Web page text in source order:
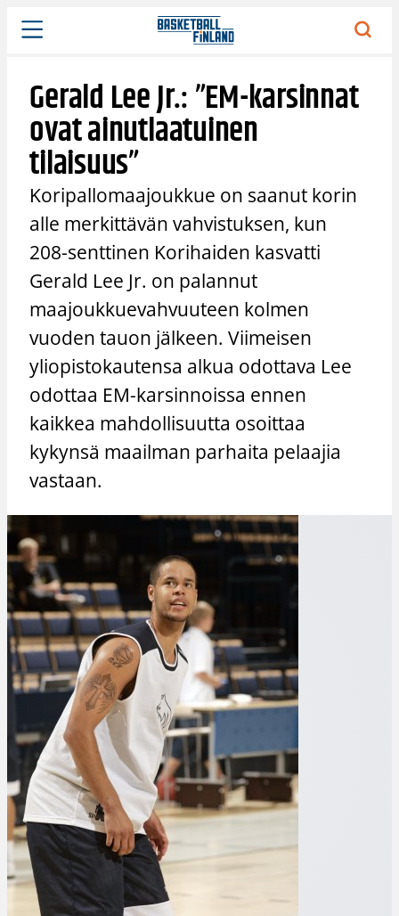
Siirry
sisältöön
Gerald Lee Jr.: ”EM-karsinnat
ovat ainutlaatuinen
tilaisuus”
Koripallomaajoukkue on saanut korin
alle merkittävän vahvistuksen, kun
208-senttinen Korihaiden kasvatti
Gerald Lee Jr. on palannut
maajoukkuevahvuuteen kolmen
vuoden tauon jälkeen. Viimeisen
yliopistokautensa alkua odottava Lee
odottaa EM-karsinnoissa ennen
kaikkea mahdollisuutta osoittaa
kykynsä maailman parhaita pelaajia
vastaan.